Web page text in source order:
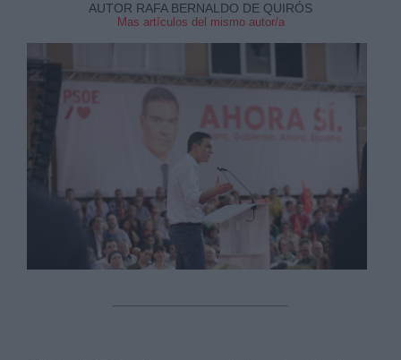
AUTOR RAFA BERNALDO DE QUIRÓS
Mas artículos del mismo autor/a
link
Información adicional
link